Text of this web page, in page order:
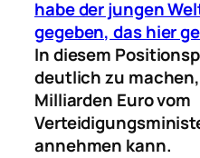
habe der jungen
gegeben, das hier
In diesem
deutlich zu
Milliarden Euro vom
annehmen kann.